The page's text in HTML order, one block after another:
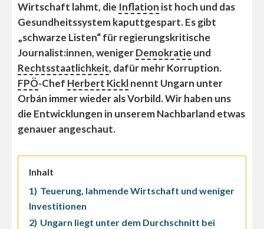
Wirtschaft lahmt, die Inflation ist hoch und das
Gesundheitssystem kaputtgespart. Es gibt
„schwarze Listen“ für regierungskritische
Journalist:innen, wenigerDemokratie und
Rechtsstaatlichkeit, dafür mehr Korruption.
FPÖ-Chef Herbert Kicklnennt Ungarn unter
Orbán immer wieder als Vorbild. Wir haben uns
die Entwicklungen in unserem Nachbarland etwas
genauer angeschaut.
Inhalt
1) Teuerung, lahmende Wirtschaft und weniger
Investitionen
2) Ungarn liegt unter dem Durchschnitt bei